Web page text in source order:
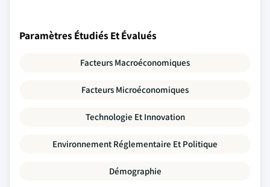
Paramètres Étudiés Et Évalués
Facteurs Macroéconomiques
Facteurs Microéconomiques
Technologie Et Innovation
Environnement Réglementaire Et Politique
Démographie